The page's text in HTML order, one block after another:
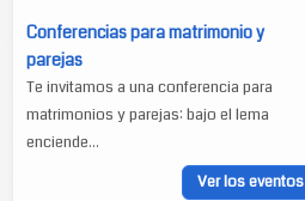
Conferencias para matrimonio y
parejas
Te invitamos a una conferencia para
matrimonios y parejas: bajo el lema
enciende...
Ver los eventos